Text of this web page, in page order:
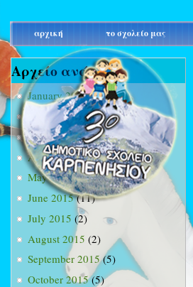
main_menu
αρχική το σχολείο μας
Αρχείο ανά μήνα
January 2015(3)
February 2015(9)
March 2015(34)
April 2015(15)
May 2015(13)
June 2015(11)
July 2015 (2)
August 2015 (2)
September 2015(5)
October 2015(5)